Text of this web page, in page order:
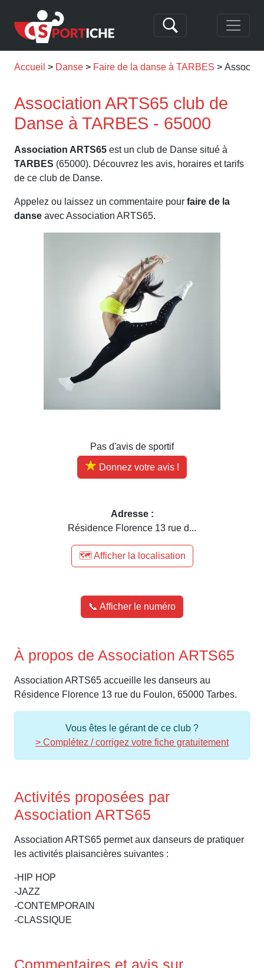
Accueil Danse Faire de la danse à TARBES
Association ARTS65 club de
Danse à TARBES - 65000
Association ARTS65 est un club de Danse situé à
TARBES (65000). Découvrez les avis, horaires et tarifs
de ce club de Danse.
Appelez ou laissez un commentaire pour faire de la
danse avec Association ARTS65.
Pas d'avis de sportif
Donnez votre avis !
Adresse :
Résidence Florence 13 rue d...
🗺️ Afficher la localisation
📞 Afficher le numéro
À propos de Association ARTS65
Association ARTS65 accueille les danseurs au
Résidence Florence 13 rue du Foulon, 65000 Tarbes.
Vous êtes le gérant de ce club ?
> Complétez / corrigez votre fiche gratuitement
Activités proposées par
Association ARTS65
Association ARTS65 permet aux danseurs de pratiquer
les activités plaisancières suivantes :
-HIP HOP
-JAZZ
-CONTEMPORAIN
-CLASSIQUE
Commentaires et avis sur